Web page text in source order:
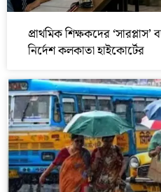
প্রাথমিক শিক্ষকদের ‘সারপ্লাস’
নির্দেশ কলকাতা হাইকোর্টের